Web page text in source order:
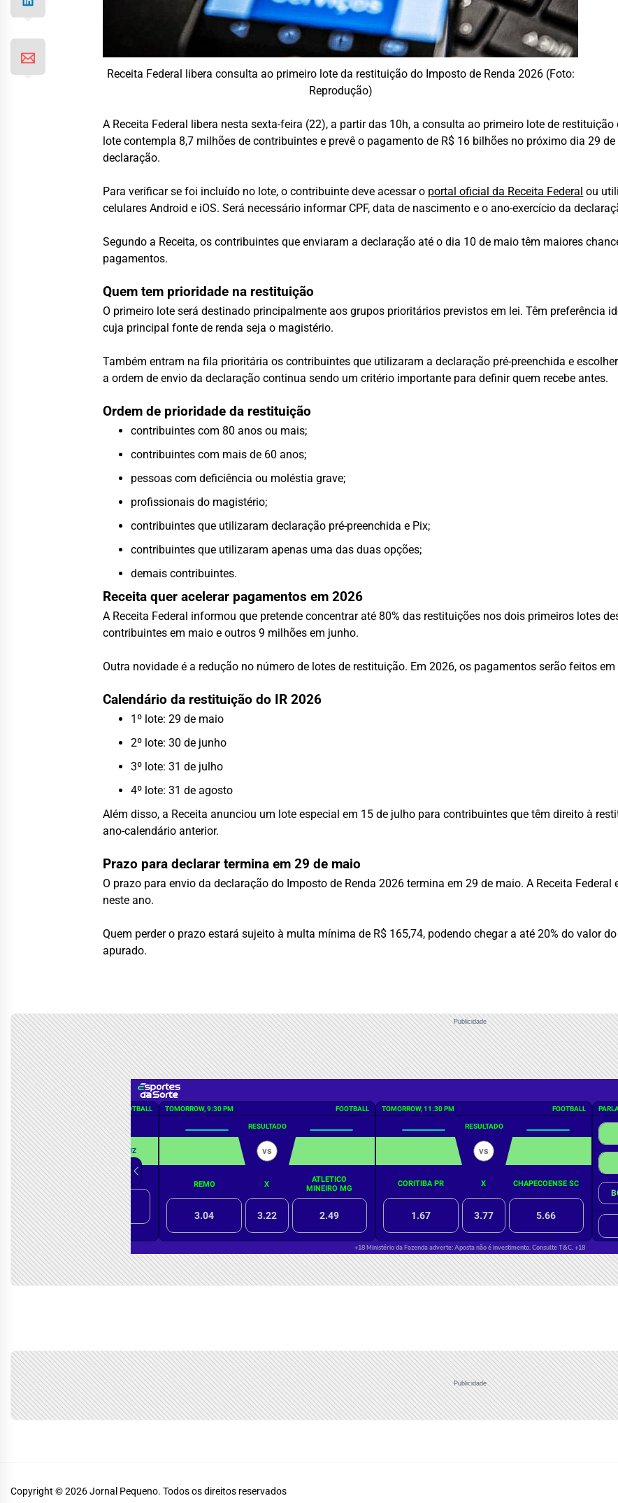
Receita Federal libera consulta ao primeiro lote da restituição do Imposto de Renda 2026 (Foto:
Reprodução)
A Receita Federal
libera nesta sexta-feira (22), a partir das 10h, a consulta ao primeiro lote de
lote contempla 8,7 milhões de contribuintes e prevê o pagamento de R$ 16 bilhões no próximo dia 29
declaração.
Para verificar se foi incluído no lote, o contribuinte deve acessar o portal oficial da Receita Federal ou
celulares Android e iOS. Será necessário informar CPF, data de nascimento e o ano-exercício da
Segundo a Receita, os contribuintes que enviaram a declaração até o dia 10 de maio têm maiores
pagamentos.
Quem tem prioridade na restituição
O primeiro lote será destinado principalmente aos grupos prioritários previstos em lei. Têm preferência
cuja principal fonte de renda seja o magistério.
Também entram na fila prioritária os contribuintes que utilizaram a declaração pré-preenchida e
a ordem de envio da declaração continua sendo um critério importante para definir quem recebe antes.
Ordem de prioridade da restituição
contribuintes com 80 anos ou mais;
contribuintes com mais de 60 anos;
pessoas com deficiência ou moléstia grave;
profissionais do magistério;
contribuintes que utilizaram declaração pré-preenchida e Pix;
contribuintes que utilizaram apenas uma das duas opções;
demais contribuintes.
Receita quer acelerar pagamentos em 2026
A Receita Federal informou que pretende concentrar até 80% das restituições nos dois primeiros lotes
contribuintes em maio e outros 9 milhões em junho.
Outra novidade é a redução no número de lotes de restituição. Em 2026, os pagamentos serão feitos
Calendário da restituição do IR 2026
1º lote: 29 de maio
2º lote: 30 de junho
3º lote: 31 de julho
4º lote: 31 de agosto
Além disso, a Receita anunciou um lote especial em 15 de julho para contribuintes que têm direito à
ano-calendário anterior.
Prazo para declarar termina em 29 de maio
O prazo para envio da declaração do Imposto de Renda 2026 termina em 29 de maio. A Receita
neste ano.
Quem perder o prazo estará sujeito à multa mínima de R$ 165,74, podendo chegar a até 20% do valor
apurado.
Publicidade
Publicidade
Copyright © 2026Jornal Pequeno. Todos os direitos reservados